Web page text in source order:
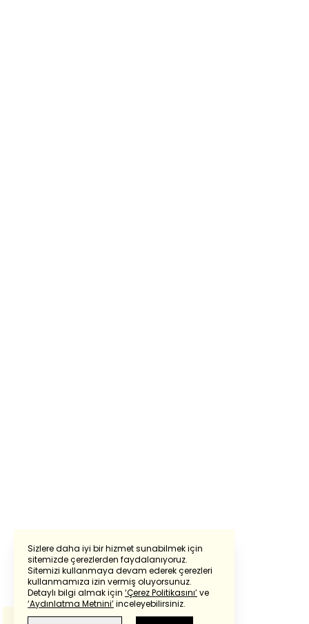
Sizlere daha iyi bir hizmet sunabilmek için
sitemizde çerezlerden faydalanıyoruz.
Sitemizi kullanmaya devam ederek çerezleri
kullanmamıza izin vermiş oluyorsunuz.
Detaylı bilgi almak için ‘Çerez Politikasını’ve
‘Aydınlatma Metnini’inceleyebilirsiniz.
Powered by Translate
Bu çevirideGoogle Transletekullanılmıştır.